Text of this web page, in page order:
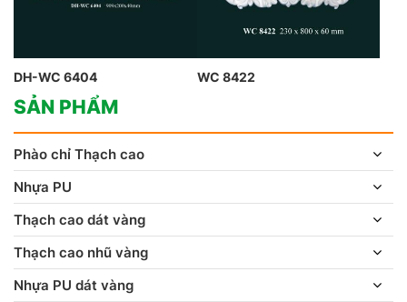
DH-WC 6404 WC 8422
SẢN PHẨM
Phào chỉ Thạch cao
Nhựa PU
Thạch cao dát vàng
Thạch cao nhũ vàng
Nhựa PU dát vàng